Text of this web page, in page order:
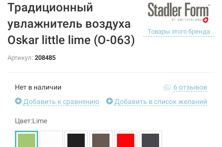
Традиционный
увлажнитель воздуха
Oskar little lime (O-063)
Товары этого бренда
Артикул: 208485
Нет в наличии
6 отзывов
Добавить к сравнению
Добавить в список желаний
Цвет:Lime